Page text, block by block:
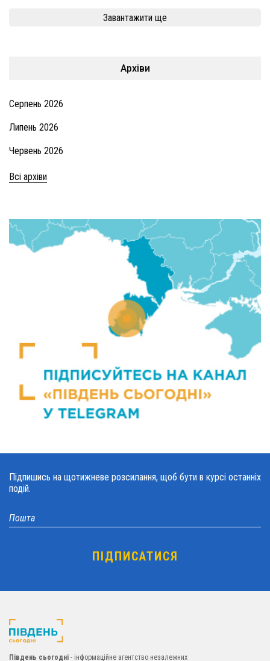
Завантажити ще
Архіви
Серпень 2026
Липень 2026
Червень 2026
Всі архіви
Підпишись на щотижневе розсилання, щоб бути в курсі останніх
подій.
Південь сьогодні - інформаційне агентство незалежних